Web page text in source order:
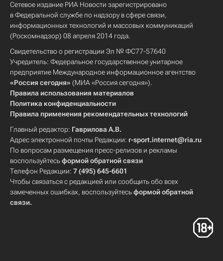
Сетевое издание РИА Новости зарегистрировано
в Федеральной службе по надзору в сфере связи,
информационных технологий и массовых коммуникаций
(Роскомнадзор) 08 апреля 2014 года.
Свидетельство о регистрации Эл № ФС77-57640
Учредитель: Федеральное государственное унитарное
предприятие Международное информационное агентство
«Россия сегодня» (МИА «Россия сегодня»).
Правила использования материалов
Политика конфиденциальности
Правила применения рекомендательных технологий
Главный редактор: Гаврилова А.В.
Адрес электронной почты Редакции: r-sport.internet@ria.ru
По вопросам размещения пресс-релизов и рекламы
воспользуйтесьформой обратной связи
Телефон Редакции: 7 (495) 645-6601
Чтобы связаться с редакцией или сообщить обо всех
замеченных ошибках, воспользуйтесьформой обратной
связи.